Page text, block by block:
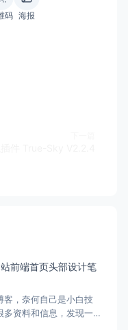
码 海报
前端首页头部设计笔
客，奈何自己是小白技
多资料和信息，发现一
前端框架，看得自己